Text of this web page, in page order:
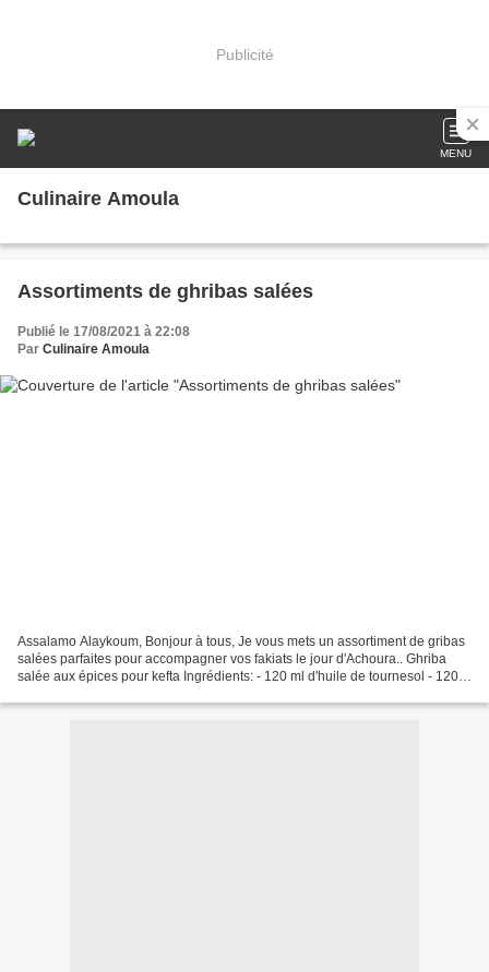
Publicité
MENU
Culinaire Amoula
Assortiments de ghribas salées
Publié le 17/08/2021 à 22:08
Par Culinaire Amoula
Assalamo Alaykoum, Bonjour à tous, Je vous mets un assortiment de gribas
salées parfaites pour accompagner vos fakiats le jour d'Achoura.. Ghriba
salée aux épices pour kefta Ingrédients: - 120 ml d'huile de tournesol - 120 g